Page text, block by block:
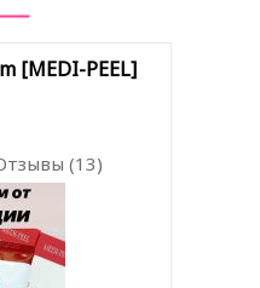
[MEDI-PEEL]
(13)